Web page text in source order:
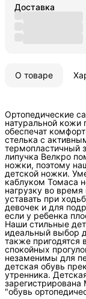
Доставка
О товаре
Ортопедические
натуральной
обеспечат
стелька с
термопластичный
липучка Велкро
ножки, поэтому
детской ножки.
каблуком Томаса
нагрузку во время
уставать при
девочек и для
если у ребенка
Наши стильные
идеальный выбор
также пригодятся
спокойных
незаменимы для
детская обувь
утренника.
"обувь